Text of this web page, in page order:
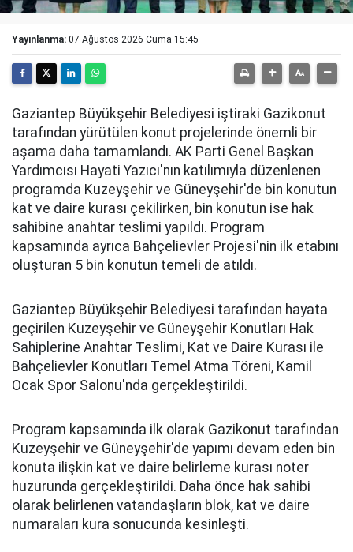
Yayınlanma: 07 Ağustos 2026 Cuma 15:45
Gaziantep Büyükşehir Belediyesi iştiraki Gazikonut
tarafından yürütülen konut projelerinde önemli bir
aşama daha tamamlandı. AK Parti Genel Başkan
Yardımcısı Hayati Yazıcı'nın katılımıyla düzenlenen
programda Kuzeyşehir ve Güneyşehir'de bin konutun
kat ve daire kurası çekilirken, bin konutun ise hak
sahibine anahtar teslimi yapıldı. Program
kapsamında ayrıca Bahçelievler Projesi'nin ilk etabını
oluşturan 5 bin konutun temeli de atıldı.
Gaziantep Büyükşehir Belediyesi tarafından hayata
geçirilen Kuzeyşehir ve Güneyşehir Konutları Hak
Sahiplerine Anahtar Teslimi, Kat ve Daire Kurası ile
Bahçelievler Konutları Temel Atma Töreni, Kamil
Ocak Spor Salonu'nda gerçekleştirildi.
Program kapsamında ilk olarak Gazikonut tarafından
Kuzeyşehir ve Güneyşehir'de yapımı devam eden bin
konuta ilişkin kat ve daire belirleme kurası noter
huzurunda gerçekleştirildi. Daha önce hak sahibi
olarak belirlenen vatandaşların blok, kat ve daire
numaraları kura sonucunda kesinleşti.